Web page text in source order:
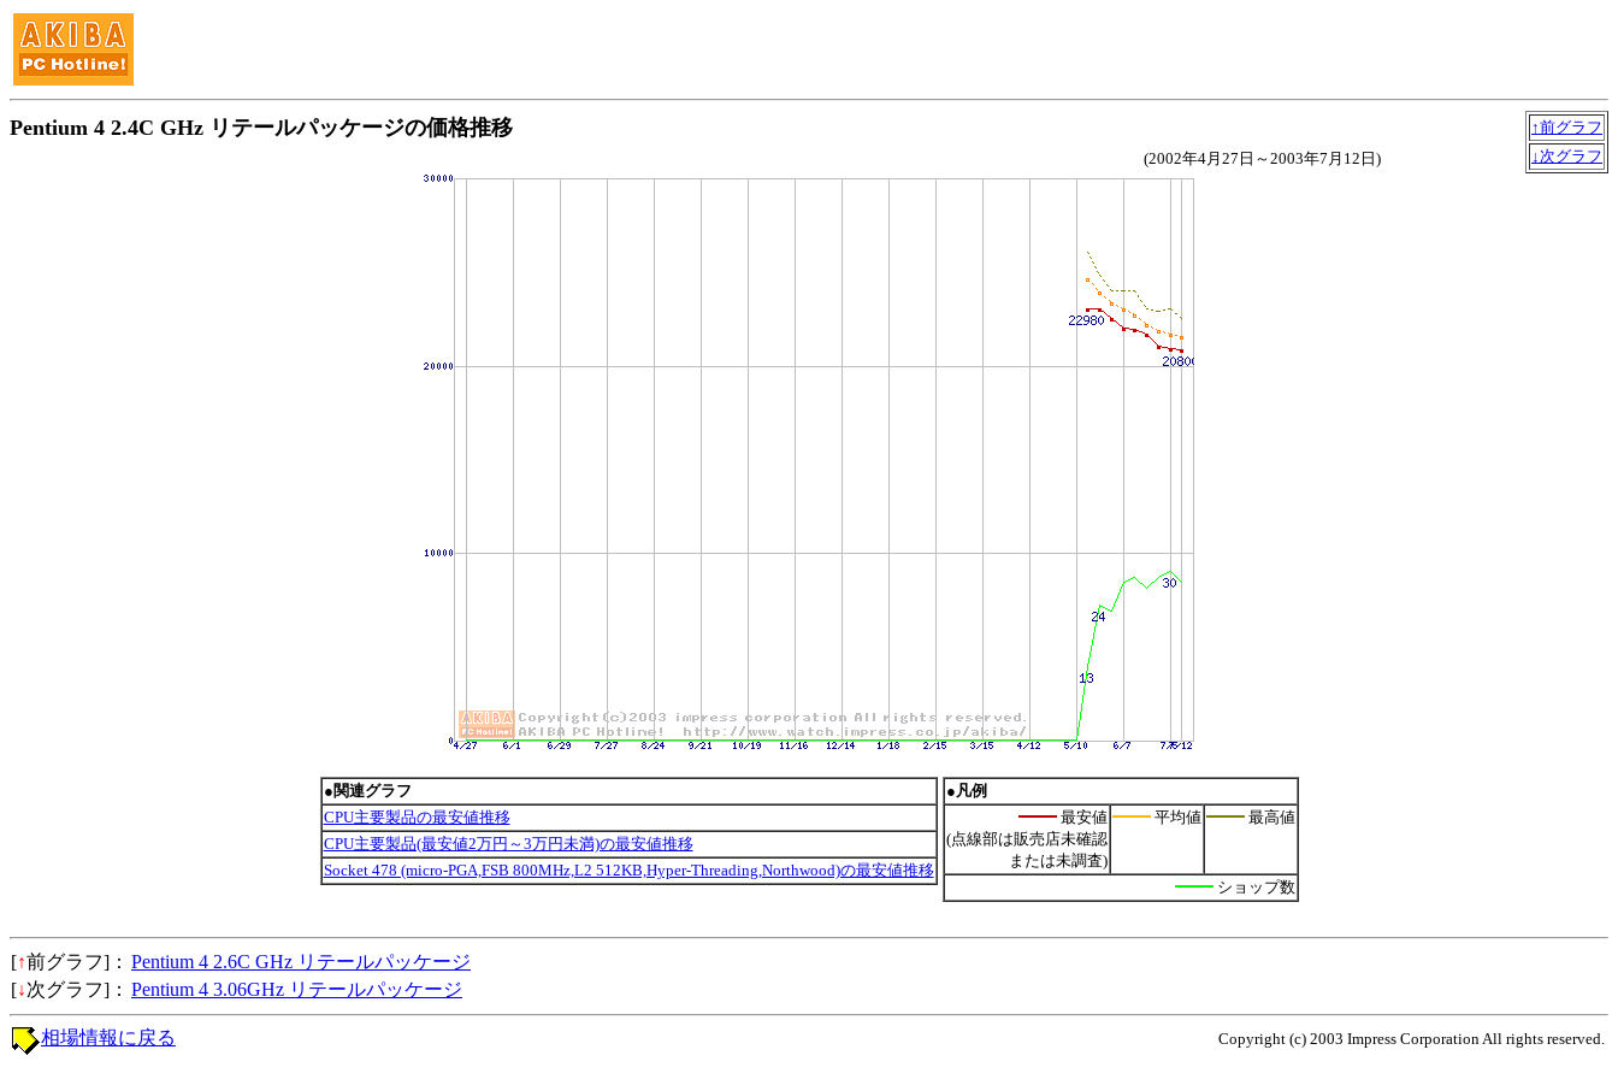
Pentium 4 2.4C GHz リテールパッケージの価格推移
↑前グラフ
↓次グラフ
(2002年4月27日～2003年7月12日)
●関連グラフ
CPU主要製品の最安値推移
CPU主要製品(最安値2万円～3万円未満)の最安値推移
Socket 478 (micro-PGA,FSB 800MHz,L2 512KB,Hyper-Threading,Northwood)の最安値推移
●凡例
最安値
(点線部は販売店未確認
または未調査)
平均値 最高値
ショップ数
[↑前グラフ]： Pentium 4 2.6C GHz リテールパッケージ
[↓次グラフ]： Pentium 4 3.06GHz リテールパッケージ
Copyright (c) 2003 Impress Corporation All rights reserved.
相場情報に戻る